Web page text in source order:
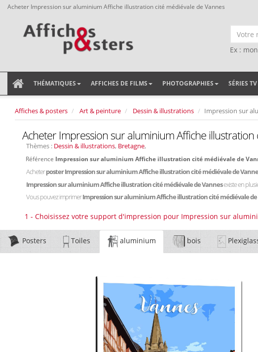
Acheter Impression sur aluminium Affiche illustration cité médiévale de Vannes
Ex :
THÉMATIQUES AFFICHES DE FILMS PHOTOGRAPHIES SÉRIES TV
Affiches & posters Art & peinture Dessin & illustrations Impression sur
Acheter Impression sur aluminium Affiche illustration
Thèmes : Dessin & illustrations, Bretagne,
Référence Impression sur aluminium Affiche illustration cité médiévale de
Acheterposter Impression sur aluminium Affiche illustration cité médiévale de
Impression sur aluminium Affiche illustration cité médiévale de Vannesexiste en
Vous pouvez imprimerImpression sur aluminium Affiche illustration cité médiévale
1 - Choisissez votre support d'impression pour Impression sur
Posters Toiles aluminium bois